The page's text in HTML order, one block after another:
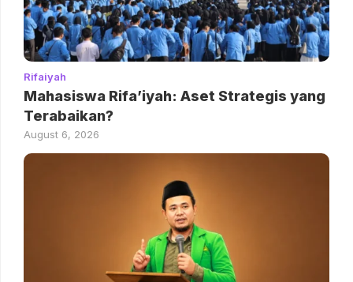
Rifaiyah
Mahasiswa Rifa’iyah: Aset Strategis yang
Terabaikan?
August 6, 2026